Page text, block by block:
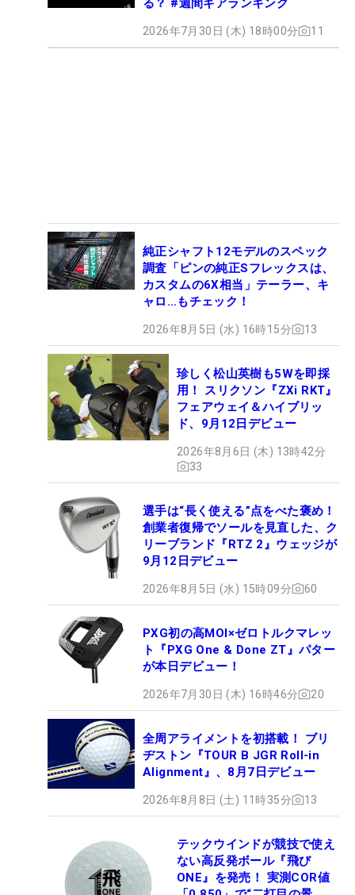
る？ #週間ギアランキング
2026年7月30日 (木) 18時00分 11
純正シャフト12モデルのスペック
調査「ピンの純正Sフレックスは、
カスタムの6X相当」テーラー、キ
ャロ…もチェック！
2026年8月5日 (水) 16時15分 13
珍しく松山英樹も5Wを即採
用！ スリクソン『ZXi RKT』
フェアウェイ＆ハイブリッ
ド、9月12日デビュー
2026年8月6日 (木) 13時42分
33
選手は“長く使える”点をべた褒め！
創業者復帰でソールを見直した、ク
リーブランド『RTZ 2』ウェッジが
9月12日デビュー
2026年8月5日 (水) 15時09分 60
PXG初の高MOI×ゼロトルクマレッ
ト『PXG One & Done ZT』パター
が本日デビュー！
2026年7月30日 (木) 16時46分 20
全周アライメントを初搭載！ ブリ
ヂストン『TOUR B JGR Roll-in
Alignment』、8月7日デビュー
2026年8月8日 (土) 11時35分 13
テックウインドが競技で使え
ない高反発ボール『飛び
ONE』を発売！ 実測COR値